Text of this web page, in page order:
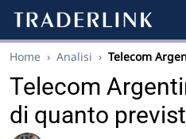
Home › Analisi › Telecom
Telecom
di quanto